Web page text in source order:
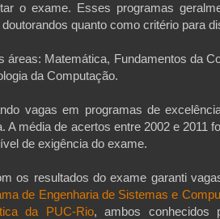
o exame. Esses programas
quanto como critério para
áreas: Matemática, Fundamentos da
da Computação.
vagas em programas de
A média de acertos entre 2002 e 2011
de exigência do exame.
os resultados do exame garanti
de Engenharia de Sistemas e
da PUC-Rio, ambos conhecidos